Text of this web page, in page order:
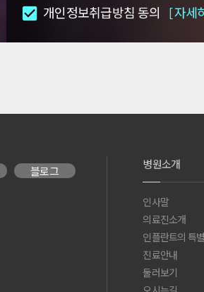
개인정보취급방침 동의 [자세
병원소개
인사말
의료진소개
인플란트의 특
진료안내
둘러보기
블로그